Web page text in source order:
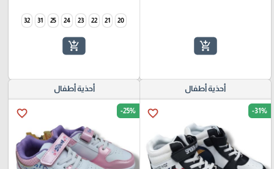
add_shopping_cart
20
21
22
23
24
25
31
32
add_shopping_cart
أحذية أطفال
favorite_border -31%
أحذية أطفال
favorite_border -25%